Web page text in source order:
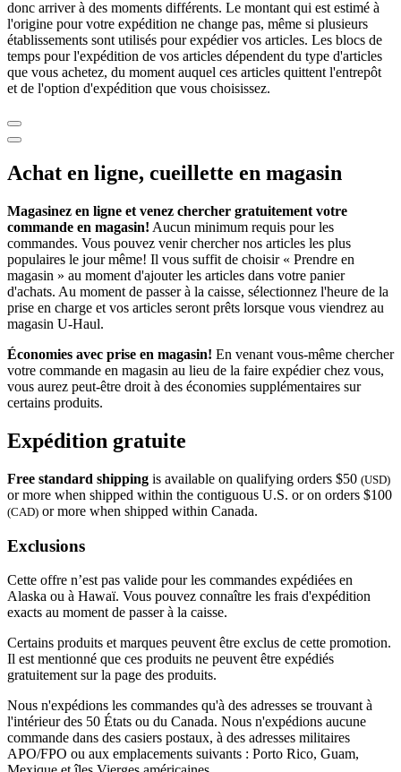
donc arriver à des moments différents. Le montant qui est estimé à
l'origine pour votre expédition ne change pas, même si plusieurs
établissements sont utilisés pour expédier vos articles. Les blocs de
temps pour l'expédition de vos articles dépendent du type d'articles
que vous achetez, du moment auquel ces articles quittent l'entrepôt
et de l'option d'expédition que vous choisissez.
Achat en ligne, cueillette en magasin
Magasinez en ligne et venez chercher gratuitement votre
commande en magasin! Aucun minimum requis pour les
commandes. Vous pouvez venir chercher nos articles les plus
populaires le jour même! Il vous suffit de choisir « Prendre en
magasin » au moment d'ajouter les articles dans votre panier
d'achats. Au moment de passer à la caisse, sélectionnez l'heure de la
prise en charge et vos articles seront prêts lorsque vous viendrez au
magasin U-Haul.
Économies avec prise en magasin! En venant vous-même chercher
votre commande en magasin au lieu de la faire expédier chez vous,
vous aurez peut-être droit à des économies supplémentaires sur
certains produits.
Expédition gratuite
Free standard shipping is available on qualifying orders $50 (USD)
or more when shipped within the contiguous U.S. or on orders $100
(CAD) or more when shipped within Canada.
Exclusions
Cette offre n’est pas valide pour les commandes expédiées en
Alaska ou à Hawaï. Vous pouvez connaître les frais d'expédition
exacts au moment de passer à la caisse.
Certains produits et marques peuvent être exclus de cette promotion.
Il est mentionné que ces produits ne peuvent être expédiés
gratuitement sur la page des produits.
Nous n'expédions les commandes qu'à des adresses se trouvant à
l'intérieur des 50 États ou du Canada. Nous n'expédions aucune
commande dans des casiers postaux, à des adresses militaires
APO/FPO ou aux emplacements suivants : Porto Rico, Guam,